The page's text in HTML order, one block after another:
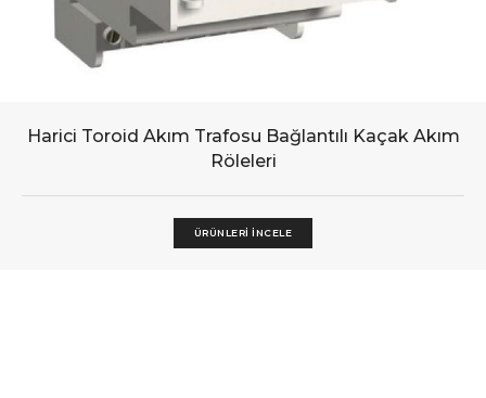
Harici Toroid Akım Trafosu Bağlantılı Kaçak Akım
Röleleri
ÜRÜNLERI İNCELE